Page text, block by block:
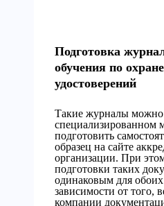
Подготовка
обучения по
удостоверений
Такие журналы можно
специализированном
подготовить
образец на сайте
организации. При
подготовки таких
одинаковым для
зависимости от того,
компании